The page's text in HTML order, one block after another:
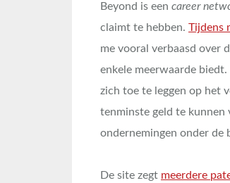
Beyond is een career
claimt te hebben. Tijdens
me vooral verbaasd over
enkele meerwaarde
zich toe te leggen op het
tenminste geld te kunnen
ondernemingen onder de
De site zegt meerdere